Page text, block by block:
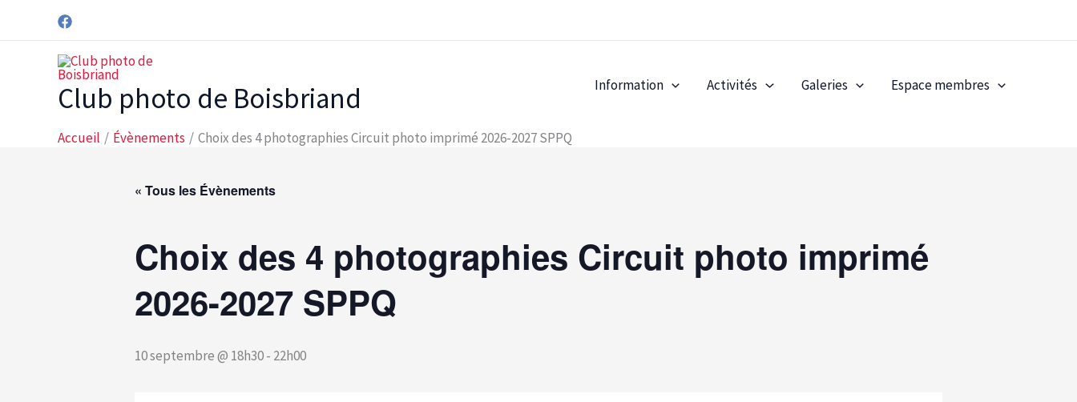
Club photo de Boisbriand Information Activités Galeries Espace membres
Accueil Évènements Choix des 4 photographies Circuit photo imprimé 2026-2027 SPPQ
« Tous les Évènements
Choix des 4 photographies Circuit photo imprimé
2026-2027 SPPQ
10 septembre @ 18h30- 22h00